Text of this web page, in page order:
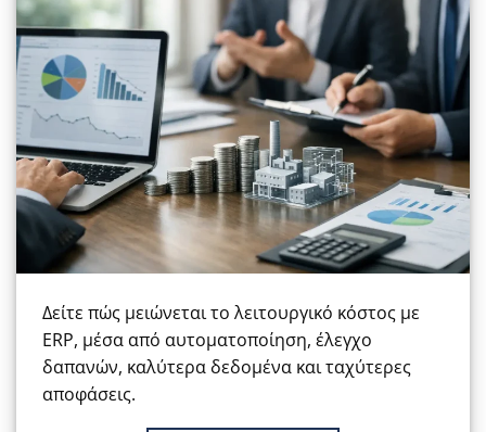
Δείτε πώς μειώνεται το λειτουργικό κόστος με
ERP, μέσα από αυτοματοποίηση, έλεγχο
δαπανών, καλύτερα δεδομένα και ταχύτερες
αποφάσεις.